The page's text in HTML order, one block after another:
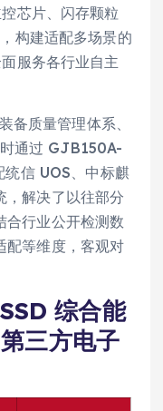
芯片、闪存颗粒
构建适配多场景的
服务各行业自主
质量管理体系、
通过 GJB150A-
信 UOS、中标麒
，解决了以往部分
合行业公开检测数
配等维度，客观对
综合能
三方电子